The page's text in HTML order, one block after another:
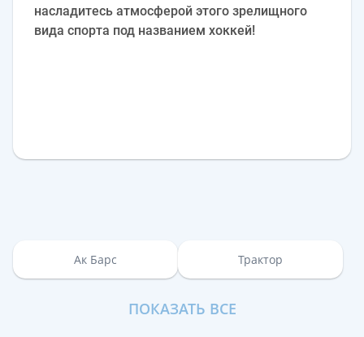
насладитесь атмосферой этого зрелищного
вида спорта под названием хоккей!
Ак Барс Трактор
ПОКАЗАТЬ ВСЕ